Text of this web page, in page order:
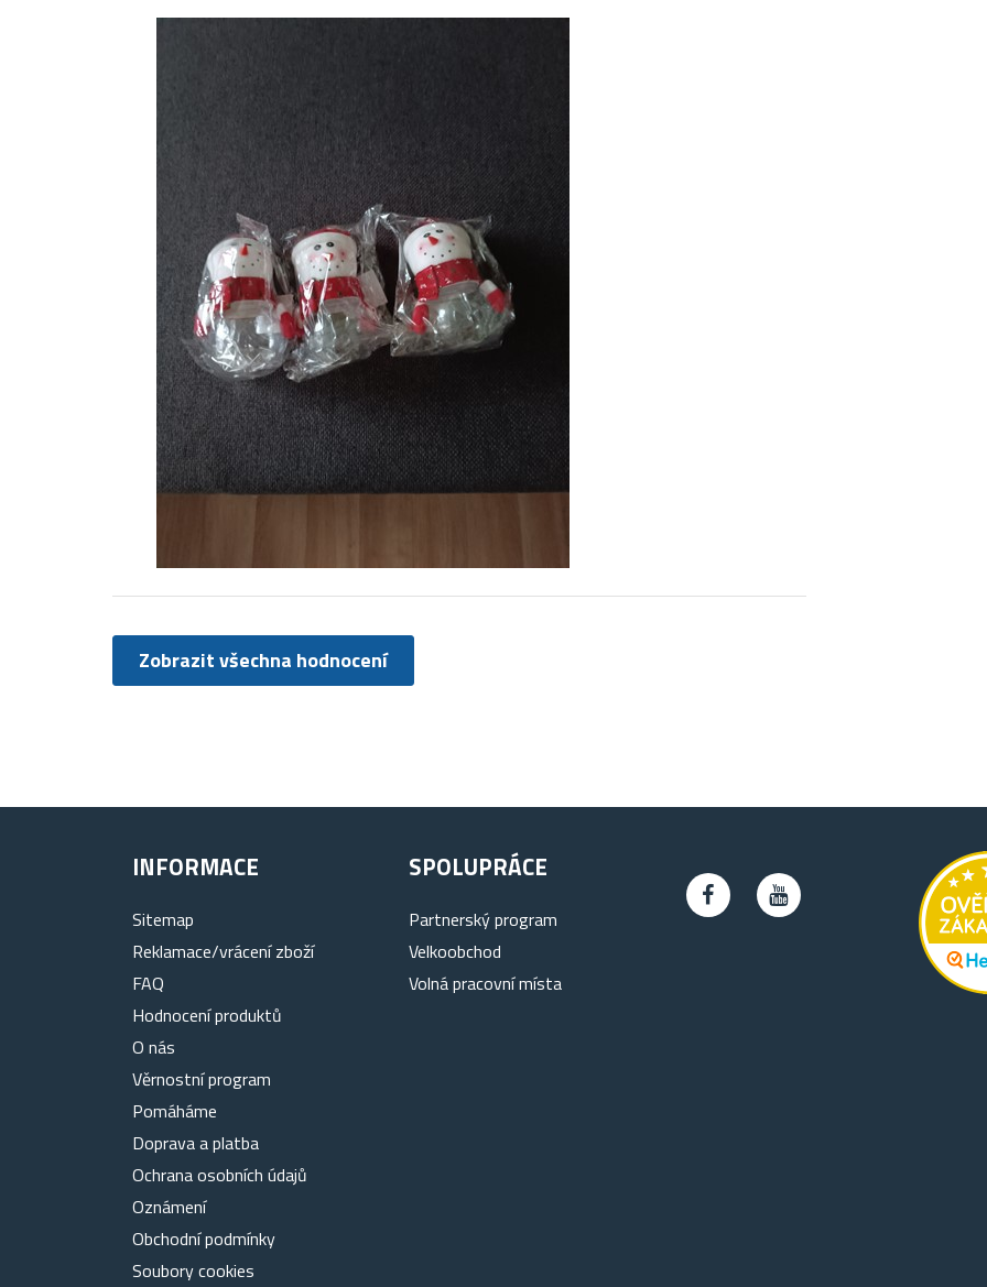
Zobrazit všechna hodnocení
INFORMACE
Sitemap
Reklamace/vrácení zboží
FAQ
Hodnocení produktů
O nás
Věrnostní program
Pomáháme
Doprava a platba
Ochrana osobních údajů
Oznámení
Obchodní podmínky
Soubory cookies
SPOLUPRÁCE
Partnerský program
Velkoobchod
Volná pracovní místa